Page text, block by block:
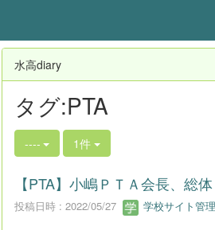
水高diary
タグ:PTA
---- 1件
【PTA】小嶋ＰＴＡ会長、総
投稿日時 : 2022/05/27 学校サイト管